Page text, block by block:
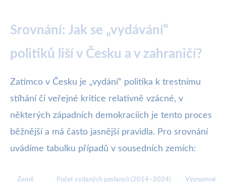
Srovnání: Jak se „vydávání“
politiků liší v Česku a v zahraničí?
Zatímco v Česku je „vydání“ politika k trestnímu
stíhání či veřejné kritice relativně vzácné, v
některých západních demokraciích je tento proces
běžnější a má často jasnější pravidla. Pro srovnání
uvádíme tabulku případů v sousedních zemích:
Země Počet vydaných poslanců (2014–2024) Významné